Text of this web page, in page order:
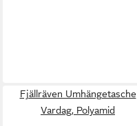
Fjällräven Umhängetasche
Vardag, Polyamid